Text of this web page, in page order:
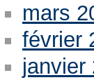
mars
février
janvier